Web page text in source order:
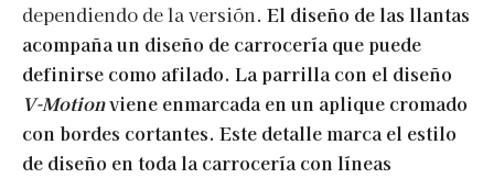
dependiendo de la versión. El diseño de las llantas
acompaña un diseño de carrocería que puede
definirse como afilado. La parrilla con el diseño
V-Motionviene enmarcada en un aplique cromado
con bordes cortantes. Este detalle marca el estilo
de diseño en toda la carrocería con líneas